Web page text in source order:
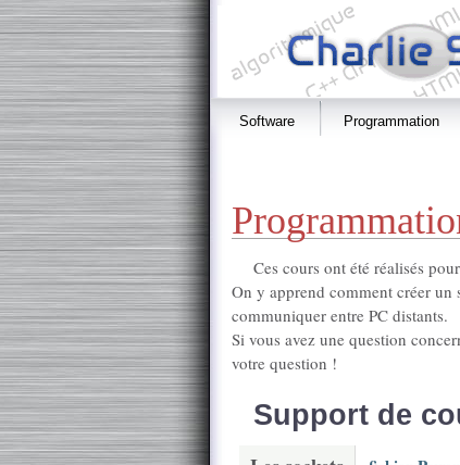
Software Programmation
Ces cours ont été réalisés
On y apprend comment créer
communiquer entre PC distants.
Si vous avez une question
votre question !
Support de